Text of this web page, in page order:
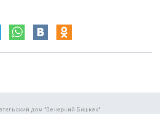
дом "Вечерний Бишкек"